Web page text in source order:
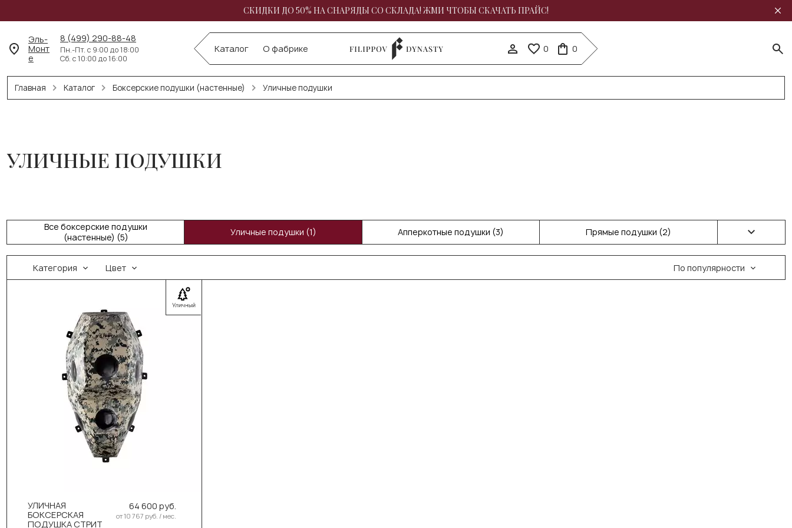
СКИДКИ ДО 50% НА СНАРЯДЫ СО СКЛАДА! ЖМИ ЧТОБЫ СКАЧАТЬ ПРАЙС!
Эль-
Монт
е
8 (499) 290-88-48
Пн.-Пт. с 9:00 до 18:00
Сб. с 10:00 до 16:00
Каталог О фабрике 0 0
Главная Каталог Боксерские подушки (настенные) Уличные подушки
УЛИЧНЫЕ ПОДУШКИ
Все боксерские подушки
(настенные) (5)
Уличные подушки (1) Апперкотные подушки (3)
Прямые подушки (2)
Категория Цвет По популярности
УЛИЧНАЯ
БОКСЕРСКАЯ
ПОДУШКА СТРИТ
64 600 руб.
от 10 767 руб. / мес.
Выберите цвет:
Чёрный
Синий
Красный
Серый